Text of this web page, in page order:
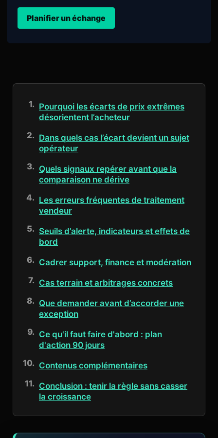
Planifier un échange
Pourquoi les écarts de prix extrêmes
désorientent l’acheteur
Dans quels cas l’écart devient un sujet
opérateur
Quels signaux repérer avant que la
comparaison ne dérive
Les erreurs fréquentes de traitement
vendeur
Seuils d’alerte, indicateurs et effets de
bord
Cadrer support, finance et modération
Cas terrain et arbitrages concrets
Que demander avant d’accorder une
exception
Ce qu'il faut faire d'abord : plan
d'action 90 jours
Contenus complémentaires
Conclusion : tenir la règle sans casser
la croissance